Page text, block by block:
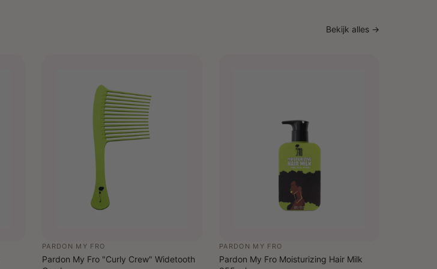
Bekijk alles →
PARDON MY FRO
Pardon My Fro "Curly Crew" Widetooth
PARDON MY FRO
Pardon My Fro Moisturizing Hair Milk